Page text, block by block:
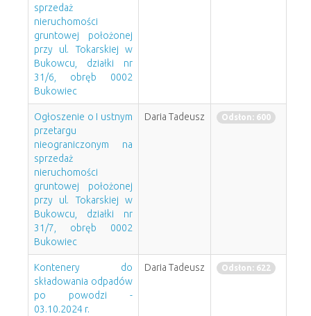
sprzedaż
nieruchomości
gruntowej położonej
przy ul. Tokarskiej w
Bukowcu, działki nr
31/6, obręb 0002
Bukowiec
Ogłoszenie o I ustnym
przetargu
nieograniczonym na
sprzedaż
nieruchomości
gruntowej położonej
przy ul. Tokarskiej w
Bukowcu, działki nr
31/7, obręb 0002
Bukowiec
Daria Tadeusz Odsłon: 600
Kontenery do
składowania odpadów
po powodzi -
03.10.2024 r.
Daria Tadeusz Odsłon: 622